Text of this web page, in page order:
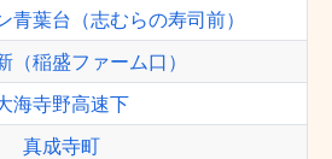
青葉台（志むらの寿司前）
（稲盛ファーム口）
海寺野高速下
真成寺町